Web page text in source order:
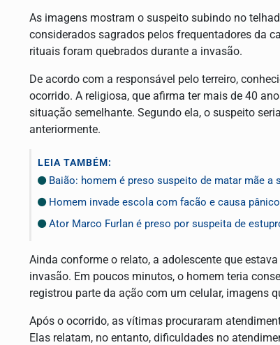
As imagens mostram o suspeito subindo no
considerados sagrados pelos frequentadores da
rituais foram quebrados durante a invasão.
De acordo com a responsável pelo terreiro,
ocorrido. A religiosa, que afirma ter mais de 40
situação semelhante. Segundo ela, o suspeito
anteriormente.
LEIA TAMBÉM:
Baião: homem é preso suspeito de matar mãe a
Homem invade escola com facão e causa
Ator Marco Furlan é preso por suspeita de
Ainda conforme o relato, a adolescente que
invasão. Em poucos minutos, o homem teria
registrou parte da ação com um celular, imagens
Após o ocorrido, as vítimas procuraram
Elas relatam, no entanto, dificuldades no